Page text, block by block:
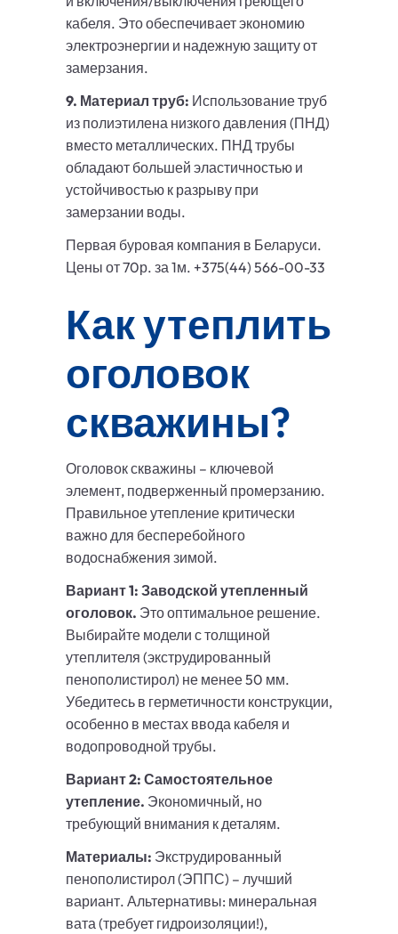
кабеля. Это обеспечивает экономию
электроэнергии и надежную защиту от
замерзания.
9. Материал труб: Использование труб
из полиэтилена низкого давления (ПНД)
вместо металлических. ПНД трубы
обладают большей эластичностью и
устойчивостью к разрыву при
замерзании воды.
Первая буровая компания в Беларуси.
Цены от 70р. за 1м. +375(44) 566-00-33
Как утеплить
оголовок
скважины?
Оголовок скважины – ключевой
элемент, подверженный промерзанию.
Правильное утепление критически
важно для бесперебойного
водоснабжения зимой.
Вариант 1: Заводской утепленный
оголовок. Это оптимальное решение.
Выбирайте модели с толщиной
утеплителя (экструдированный
пенополистирол) не менее 50 мм.
Убедитесь в герметичности конструкции,
особенно в местах ввода кабеля и
водопроводной трубы.
Вариант 2: Самостоятельное
утепление. Экономичный, но
требующий внимания к деталям.
Материалы: Экструдированный
пенополистирол (ЭППС) – лучший
вариант. Альтернативы: минеральная
вата (требует гидроизоляции!),